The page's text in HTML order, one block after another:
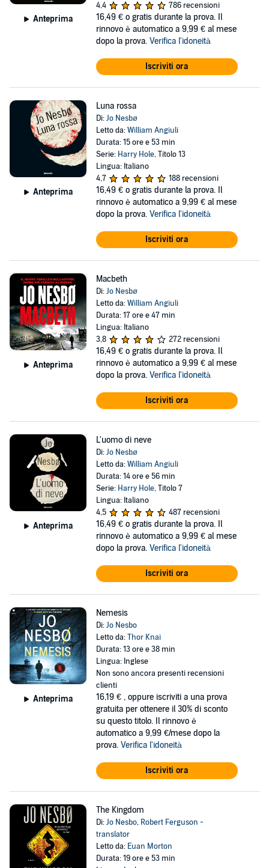
Anteprima
4,4
786 recensioni
16,49 € o gratis durante la prova. Il
rinnovo è automatico a 9,99 € al mese
dopo la prova. Verifica l'idoneità
Iscriviti ora
Anteprima
Luna rossa
Di:Jo Nesbø
Letto da:William Angiuli
Durata: 15 ore e 53 min
Serie: Harry Hole, Titolo 13
Lingua: Italiano
4,7
188 recensioni
16,49 € o gratis durante la prova. Il
rinnovo è automatico a 9,99 € al mese
dopo la prova. Verifica l'idoneità
Iscriviti ora
Anteprima
Macbeth
Di:Jo Nesbø
Letto da:William Angiuli
Durata: 17 ore e 47 min
Lingua: Italiano
3,8
272 recensioni
16,49 € o gratis durante la prova. Il
rinnovo è automatico a 9,99 € al mese
dopo la prova. Verifica l'idoneità
Iscriviti ora
Anteprima
L'uomo di neve
Di:Jo Nesbø
Letto da:William Angiuli
Durata: 14 ore e 56 min
Serie: Harry Hole, Titolo 7
Lingua: Italiano
4,5
487 recensioni
16,49 € o gratis durante la prova. Il
rinnovo è automatico a 9,99 € al mese
dopo la prova. Verifica l'idoneità
Iscriviti ora
Anteprima
Nemesis
Di:Jo Nesbo
Letto da:Thor Knai
Durata: 13 ore e 38 min
Lingua: Inglese
Non sono ancora presenti recensioni
clienti
16,19 € , oppure iscriviti a una prova
gratuita per ottenere il 30% di sconto
su questo titolo. Il rinnovo è
automatico a 9,99 €/mese dopo la
prova. Verifica l'idoneità
Iscriviti ora
The Kingdom
Di:Jo Nesbo, Robert Ferguson -
translator
Letto da: Euan Morton
Durata: 19 ore e 53 min